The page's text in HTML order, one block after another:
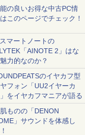
の良いお得な中古PC情
このページでチェック！
マートノートの
「AINOTE 2」はな
力的なのか？
のイヤカフ型
フォン「UU2イヤーカ
をイヤカフマニアが語る
ものの「DENON
」サウンドを体感し